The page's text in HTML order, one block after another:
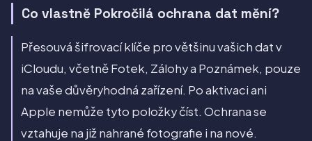
Co vlastně Pokročilá ochrana dat mění?
Přesouvá šifrovací klíče pro většinu vašich dat v
iCloudu, včetně Fotek, Zálohy a Poznámek, pouze
na vaše důvěryhodná zařízení. Po aktivaci ani
Apple nemůže tyto položky číst. Ochrana se
vztahuje na již nahrané fotografie i na nové.